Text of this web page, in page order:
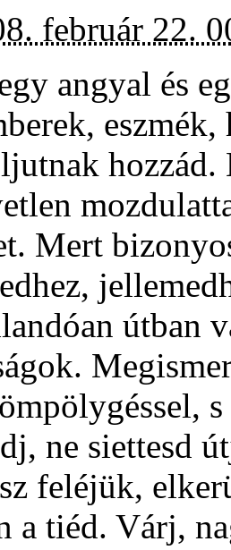
február 22.
angyal és
hozzád.
Mert
útban
ne siettesd
feléjük,
a tiéd. Várj,